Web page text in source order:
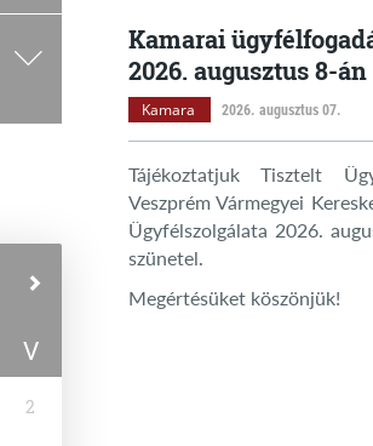
V
2
Kamarai
2026. augusztus 8-án
Kamara 2026. augusztus 07.
Tájékoztatjuk Tisztelt
Veszprém Vármegyei
Ügyfélszolgálata 2026.
szünetel.
Megértésüket köszönjük!